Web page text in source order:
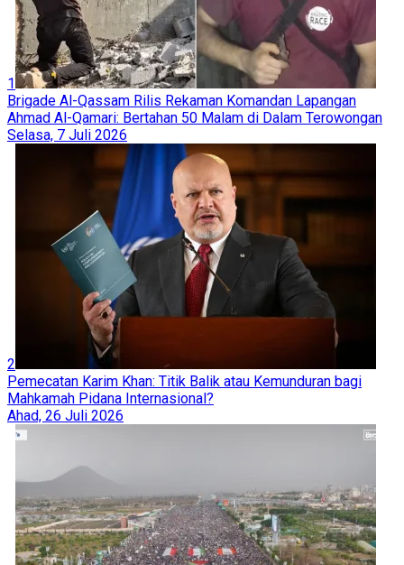
1
Brigade Al-Qassam Rilis Rekaman Komandan Lapangan
Ahmad Al-Qamari: Bertahan 50 Malam di Dalam Terowongan
Selasa, 7 Juli 2026
2
Pemecatan Karim Khan: Titik Balik atau Kemunduran bagi
Mahkamah Pidana Internasional?
Ahad, 26 Juli 2026